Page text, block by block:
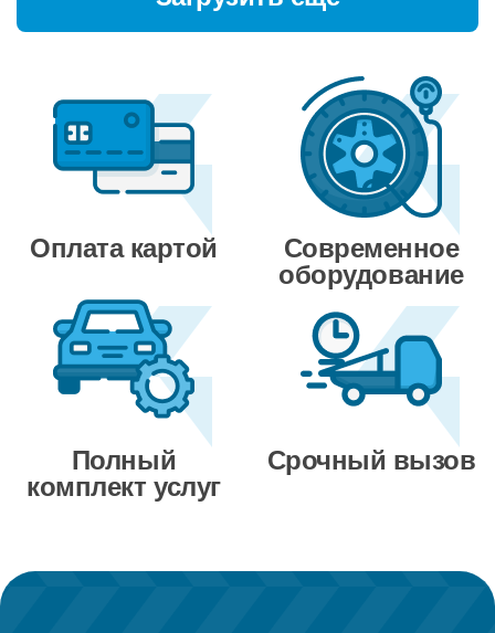
Оплата картой
Современное
оборудование
Полный
комплект услуг
Срочный вызов